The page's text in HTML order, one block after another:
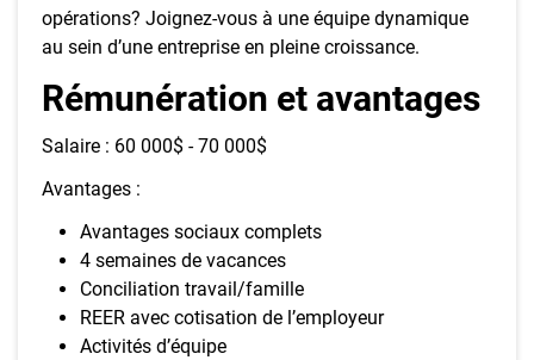
opérations? Joignez-vous à une équipe dynamique
au sein d’une entreprise en pleine croissance.
Rémunération et avantages
Salaire : 60 000$ - 70 000$
Avantages :
Avantages sociaux complets
4 semaines de vacances
Conciliation travail/famille
REER avec cotisation de l’employeur
Activités d’équipe